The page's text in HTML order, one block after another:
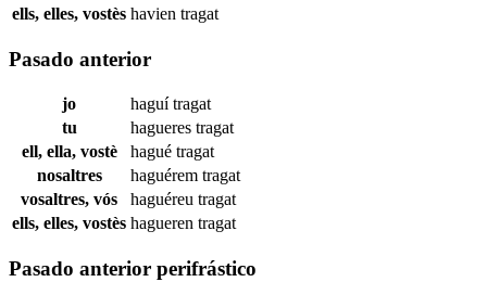
ells, elles, vostès havien tragat
Pasado anterior
jo haguítragat
tu
hagueres tragat
ell, ella, vostè
hagué tragat
nosaltres
haguérem tragat
vosaltres, vós
haguéreu tragat
ells, elles, vostès hagueren tragat
Pasado anterior perifrástico